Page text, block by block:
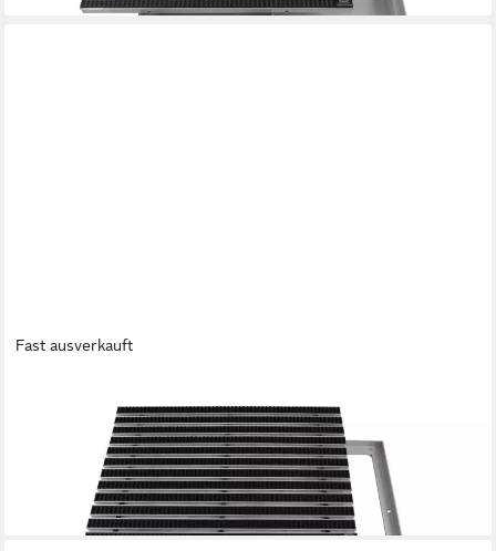
Fast ausverkauft
Fußmatte Eingangsmatte DIPLOMAT + Rahmen Aluminium,
Bürsten Schwarz, rechteckig, Höhe: 25 mm, Größe: 600x400
mm, für Innen- und Außenbereich
ab 194,90 €
lieferbar - in 2-3 Werktagen bei dir